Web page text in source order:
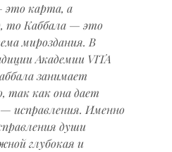
это карта, а
то Каббала — это
мироздания. В
Академии VITA
занимает
так как она дает
исправления. Именно
души
глубокая и